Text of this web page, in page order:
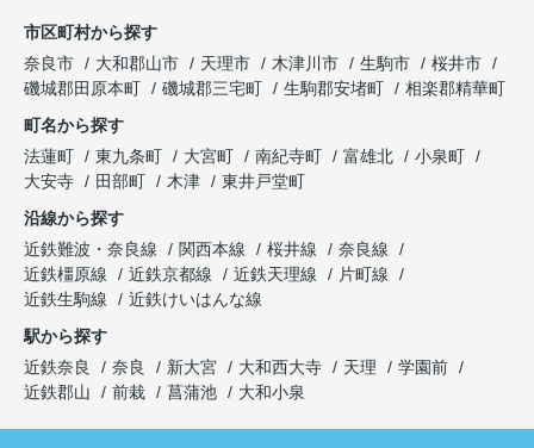
市区町村から探す
奈良市
大和郡山市 天理市 木津川市 生駒市
桜井市
磯城郡田原本町
磯城郡三宅町 生駒郡安堵町
相楽郡精華町
町名から探す
法蓮町
東九条町 大宮町 南紀寺町 富雄北
小泉町
大安寺
田部町 木津
東井戸堂町
沿線から探す
近鉄難波・奈良線
関西本線 桜井線
奈良線
近鉄橿原線
近鉄京都線 近鉄天理線
片町線
近鉄生駒線
近鉄けいはんな線
駅から探す
近鉄奈良
奈良 新大宮 大和西大寺 天理
学園前
近鉄郡山
前栽 菖蒲池 大和小泉